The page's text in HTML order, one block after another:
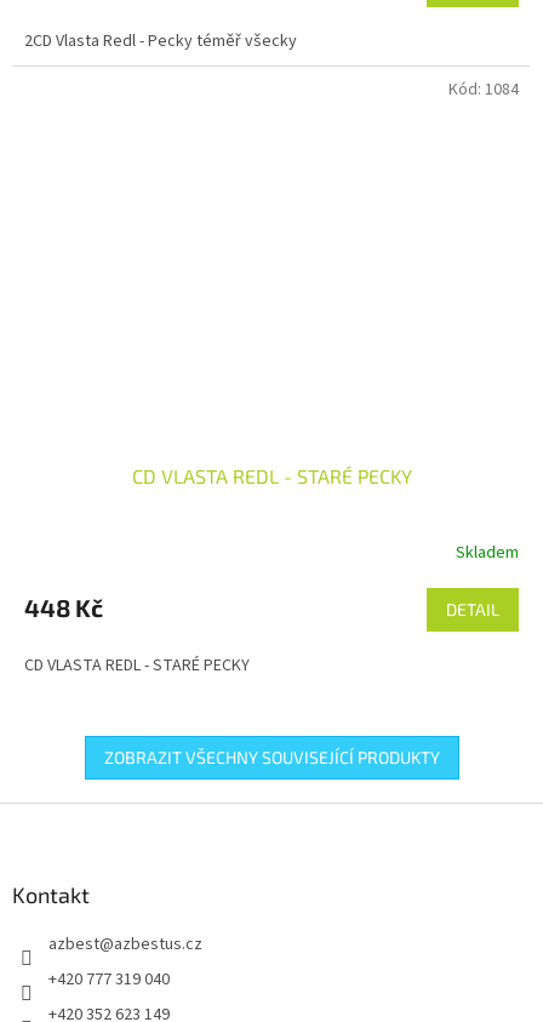
2CD Vlasta Redl - Pecky téměř všecky
CD VLASTA REDL - STARÉ PECKY
Skladem
448 Kč DETAIL
CD VLASTA REDL - STARÉ PECKY
Kód: 1084
ZOBRAZIT VŠECHNY SOUVISEJÍCÍ PRODUKTY
Kontakt
azbest@azbestus.cz
+420 777 319 040
+420 352 623 149